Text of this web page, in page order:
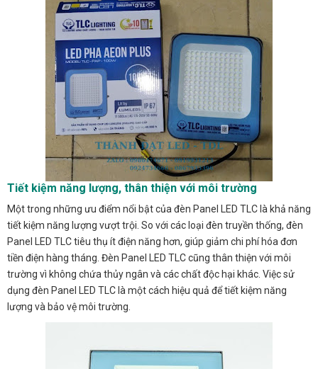
Tiết kiệm năng lượng, thân thiện với môi trường
Một trong những ưu điểm nổi bật của đèn Panel LED TLC là khả năng
tiết kiệm năng lượng vượt trội. So với các loại đèn truyền thống, đèn
Panel LED TLC tiêu thụ ít điện năng hơn, giúp giảm chi phí hóa đơn
tiền điện hàng tháng. Đèn Panel LED TLC cũng thân thiện với môi
trường vì không chứa thủy ngân và các chất độc hại khác. Việc sử
dụng đèn Panel LED TLC là một cách hiệu quả để tiết kiệm năng
lượng và bảo vệ môi trường.